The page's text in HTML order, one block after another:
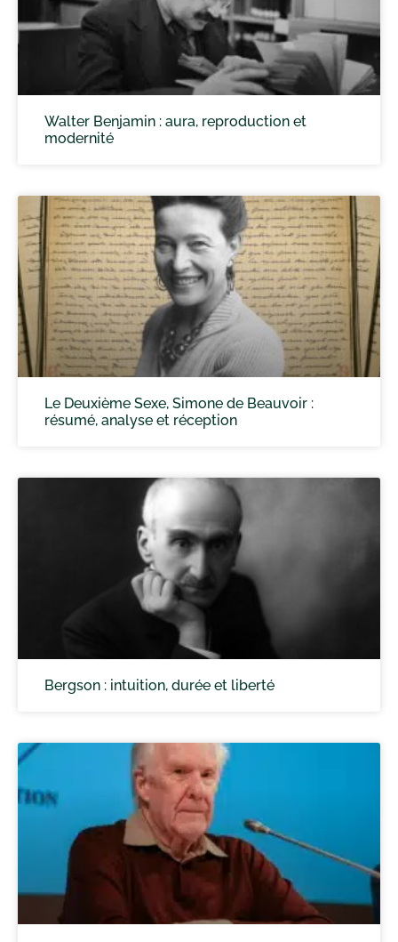
Walter Benjamin : aura, reproduction et
modernité
Le Deuxième Sexe, Simone de Beauvoir :
résumé, analyse et réception
Bergson : intuition, durée et liberté